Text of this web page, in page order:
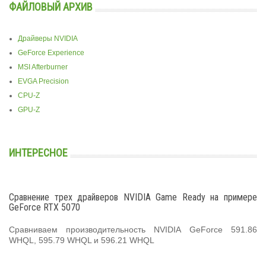
ФАЙЛОВЫЙ АРХИВ
Драйверы NVIDIA
GeForce Experience
MSI Afterburner
EVGA Precision
CPU-Z
GPU-Z
ИНТЕРЕСНОЕ
Сравнение трех драйверов NVIDIA Game Ready на примере
GeForce RTX 5070
Сравниваем производительность NVIDIA GeForce 591.86
WHQL, 595.79 WHQL и 596.21 WHQL